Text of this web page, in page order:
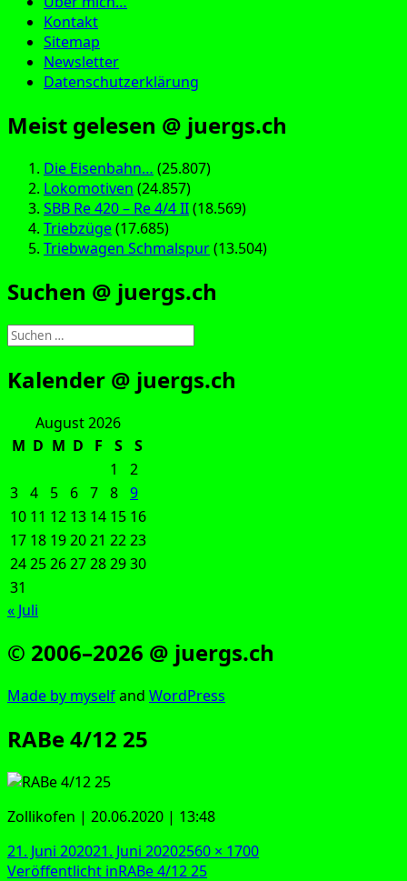
Kontakt
Sitemap
Newsletter
Datenschutzerklärung
Meist gelesen @ juergs.ch
Die Eisenbahn… (25.807)
Lokomotiven (24.857)
SBB Re 420 – Re 4/4 II(18.569)
Triebzüge(17.685)
Triebwagen Schmalspur(13.504)
Suchen @ juergs.ch
Suchen
nach:
Kalender @ juergs.ch
August 2026
M D M D F S
S
1
2
3 4 5 6 7 8 9
10 11 12 13 14 15 16
17 18 192021 2223
24252627282930
31
« Juli
© 2006–2026 @ juergs.ch
Made by mys­elfand Word­Press
RABe 4/12 25
Zol­li­kofen | 20.06.2020 | 13:48
Veröffentlicht
am
21. Juni 202021. Juni 2020Originalgröße
2560 × 1700
Veröffentlicht inRABe 4/12 25